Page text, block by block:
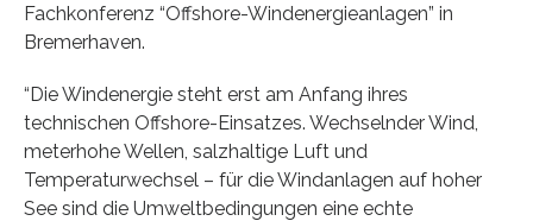
Fachkonferenz “Offshore-Windenergieanlagen” in
Bremerhaven.
“Die Windenergie steht erst am Anfang ihres
technischen Offshore-Einsatzes. Wechselnder Wind,
meterhohe Wellen, salzhaltige Luft und
Temperaturwechsel – für die Windanlagen auf hoher
See sind die Umweltbedingungen eine echte